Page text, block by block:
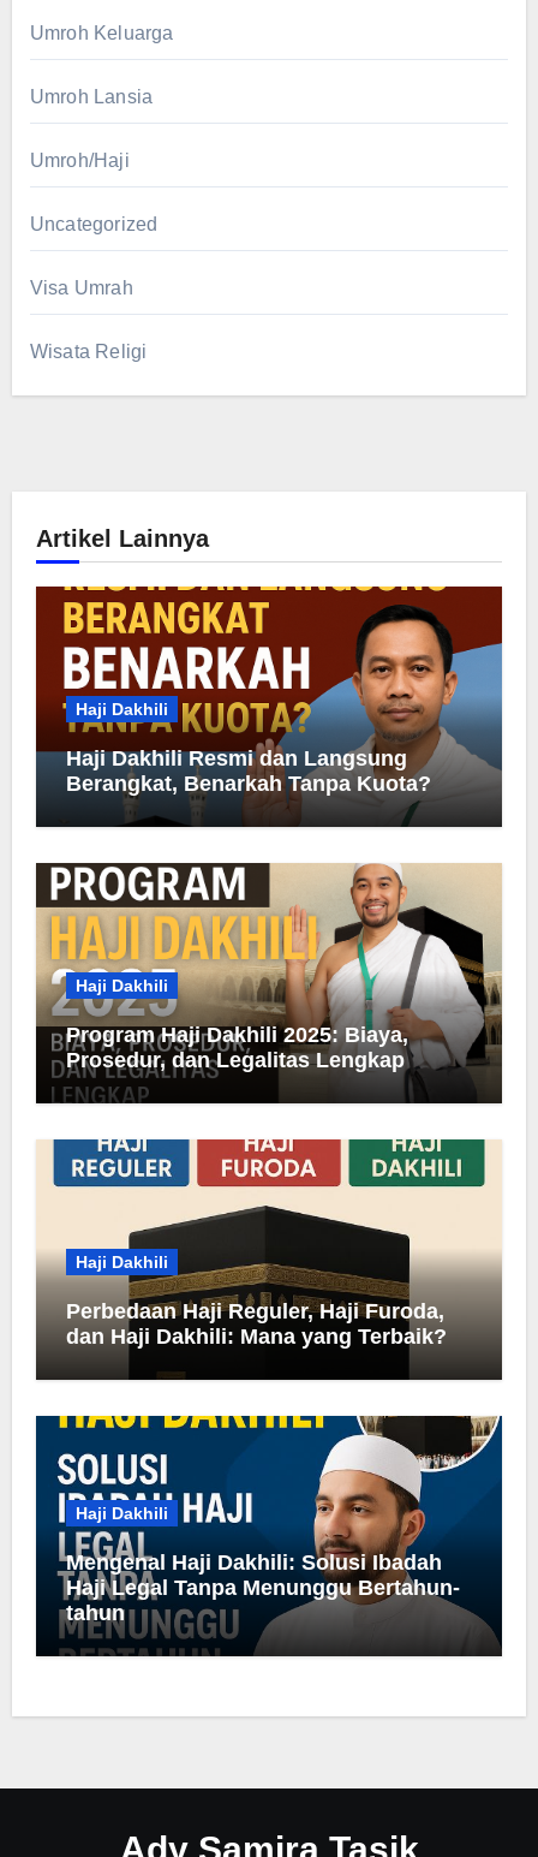
Umroh Keluarga
Umroh Lansia
Umroh/Haji
Uncategorized
Visa Umrah
Wisata Religi
Artikel Lainnya
Haji Dakhili
Haji Dakhili Resmi dan Langsung
Berangkat, Benarkah Tanpa Kuota?
Haji Dakhili
Program Haji Dakhili 2025: Biaya,
Prosedur, dan Legalitas Lengkap
Haji Dakhili
Perbedaan Haji Reguler, Haji Furoda,
dan Haji Dakhili: Mana yang Terbaik?
Haji Dakhili
Mengenal Haji Dakhili: Solusi Ibadah
Haji Legal Tanpa Menunggu Bertahun-
tahun